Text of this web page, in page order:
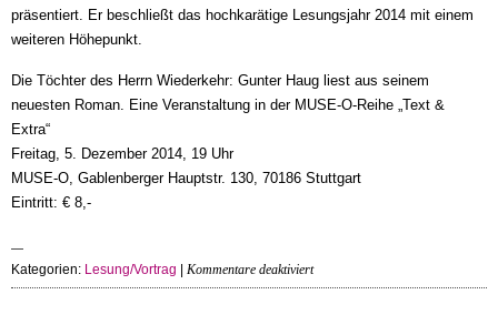
präsentiert. Er beschließt das hochkarätige Lesungsjahr 2014 mit einem
weiteren Höhepunkt.
Die Töchter des Herrn Wiederkehr: Gunter Haug liest aus seinem
neuesten Roman. Eine Veranstaltung in der MUSE-O-Reihe „Text &
Extra“
Freitag, 5. Dezember 2014, 19 Uhr
MUSE-O, Gablenberger Hauptstr. 130, 70186 Stuttgart
Eintritt: € 8,-
Kategorien: Lesung/Vortrag | Kommentare deaktiviertfür
Lesung